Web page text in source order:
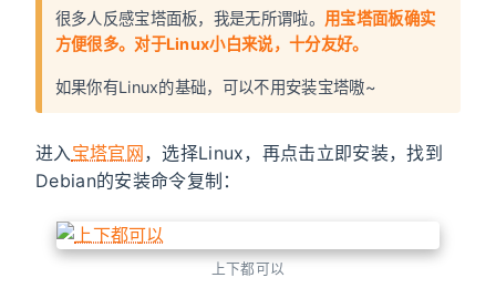
很多人反感宝塔面板，我是无所谓啦。 用宝塔面板确实
方便很多。对于Linux小白来说，十分友好。
如果你有Linux的基础，可以不用安装宝塔嗷~
进入宝塔官网 ，选择Linux，再点击立即安装，找到
Debian的安装命令复制：
上下都可以